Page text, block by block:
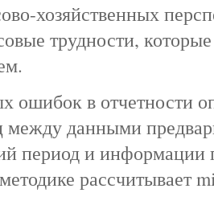
хозяйственных
трудности,
ошибок в отчетности
между данными
период и
рассчитывает